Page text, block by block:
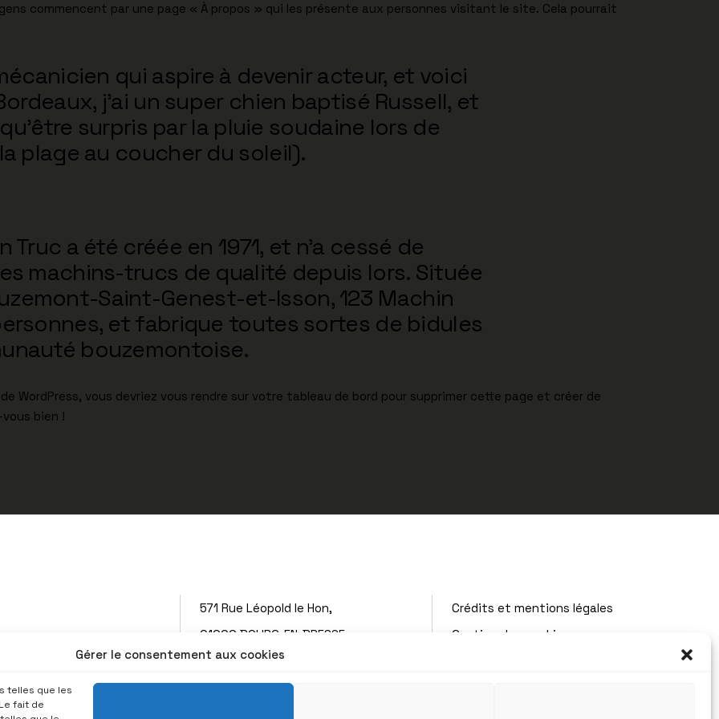
Gérer le consentement aux cookies
telles que les
fait de
commencent par une page « À propos » qui les présente aux personnes visitant le site. Cela pourrait
qui aspire à devenir acteur, et voici
j’ai un super chien baptisé Russell, et
surpris par la pluie soudaine lors de
plage au coucher du soleil).
Truc a été créée en 1971, et n’a cessé de
machins-trucs de qualité depuis lors. Située
Saint-Genest-et-Isson, 123 Machin
et fabrique toutes sortes de bidules
bouzemontoise.
WordPress, vous devriez vous rendre sur votre tableau de bord pour supprimer cette page et créer de
bien !
571 Rue Léopold le Hon,
01000 BOURG-EN-BRESSE
Tél. : 04 74 22 93 70
Crédits et mentions légales
Gestion des cookies